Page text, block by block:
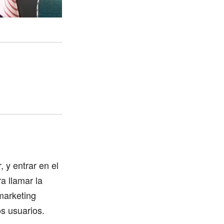
y entrar en el
llamar la
usuarios.